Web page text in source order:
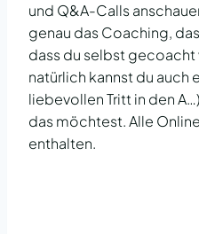
und Q&A-Calls
genau das Coaching,
dass du selbst gecoacht
natürlich kannst du auch
liebevollen Tritt in den
das möchtest. Alle
enthalten.